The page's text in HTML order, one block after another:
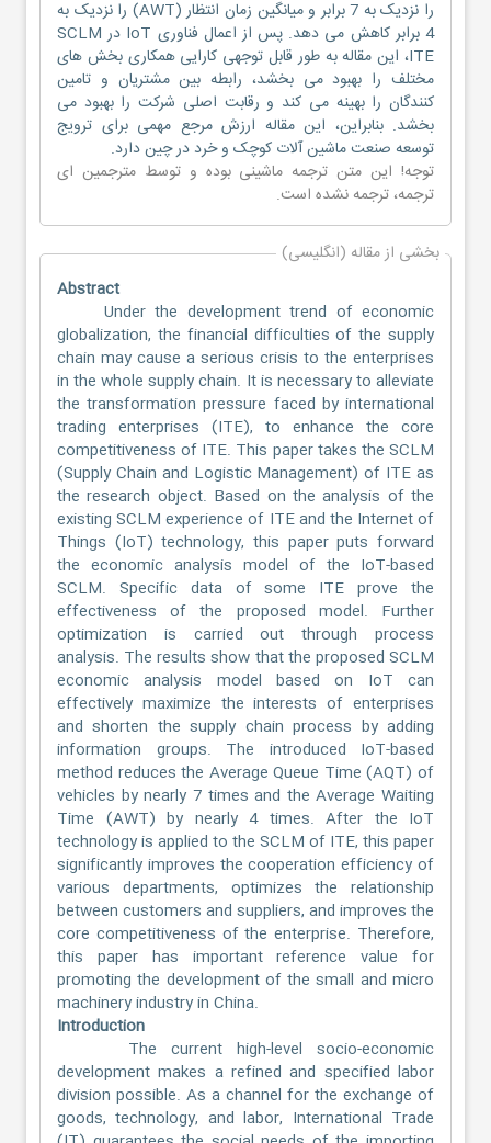
را نزدیک به 7 برابر و میانگین زمان انتظار (AWT) را نزدیک به
4 برابر کاهش می دهد. پس از اعمال فناوری IoT در SCLM
ITE، این مقاله به طور قابل توجهی کارایی همکاری بخش های
مختلف را بهبود می بخشد، رابطه بین مشتریان و تامین
کنندگان را بهینه می کند و رقابت اصلی شرکت را بهبود می
بخشد. بنابراین، این مقاله ارزش مرجع مهمی برای ترویج
توسعه صنعت ماشین آلات کوچک و خرد در چین دارد.
توجه! این متن ترجمه ماشینی بوده و توسط مترجمین ای
ترجمه، ترجمه نشده است.
بخشی از مقاله (انگلیسی)
Abstract
Under the development trend of economic
globalization, the financial difficulties of the supply
chain may cause a serious crisis to the enterprises
in the whole supply chain. It is necessary to alleviate
the transformation pressure faced by international
trading enterprises (ITE), to enhance the core
competitiveness of ITE. This paper takes the SCLM
(Supply Chain and Logistic Management) of ITE as
the research object. Based on the analysis of the
existing SCLM experience of ITE and the Internet of
Things (IoT) technology, this paper puts forward
the economic analysis model of the IoT-based
SCLM. Specific data of some ITE prove the
effectiveness of the proposed model. Further
optimization is carried out through process
analysis. The results show that the proposed SCLM
economic analysis model based on IoT can
effectively maximize the interests of enterprises
and shorten the supply chain process by adding
information groups. The introduced IoT-based
method reduces the Average Queue Time (AQT) of
vehicles by nearly 7 times and the Average Waiting
Time (AWT) by nearly 4 times. After the IoT
technology is applied to the SCLM of ITE, this paper
significantly improves the cooperation efficiency of
various departments, optimizes the relationship
between customers and suppliers, and improves the
core competitiveness of the enterprise. Therefore,
this paper has important reference value for
promoting the development of the small and micro
machinery industry in China.
Introduction
The current high-level socio-economic
development makes a refined and specified labor
division possible. As a channel for the exchange of
goods, technology, and labor, International Trade